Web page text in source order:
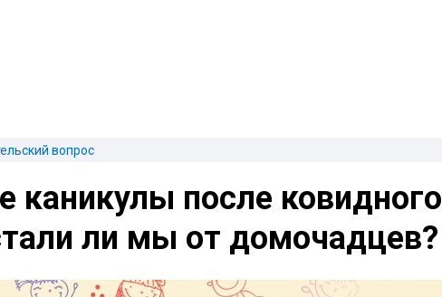
вопрос
каникулы после ковидного
ли мы от домочадцев?